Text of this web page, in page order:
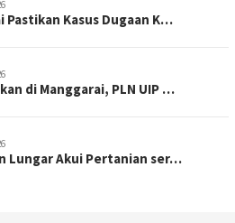
Pastikan Kasus Dugaan K…
di Manggarai, PLN UIP …
Lungar Akui Pertanian ser…